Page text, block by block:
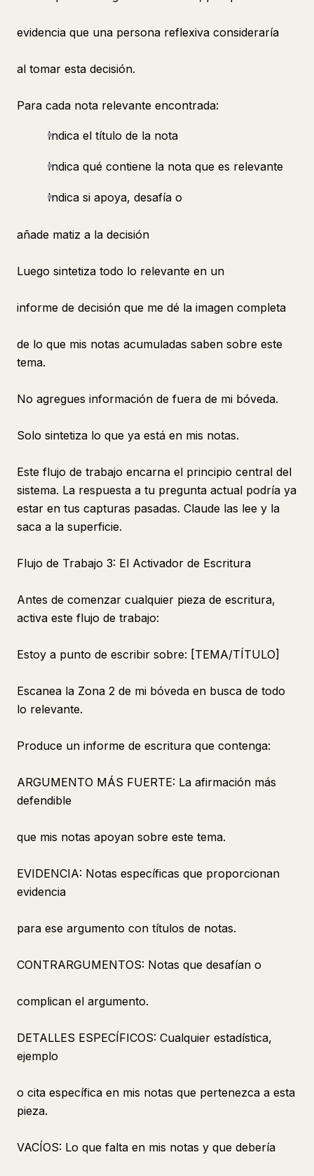
evidencia que una persona reflexiva consideraría
al tomar esta decisión.
Para cada nota relevante encontrada:
Indica el título de la nota
Indica qué contiene la nota que es relevante
Indica si apoya, desafía o
añade matiz a la decisión
Luego sintetiza todo lo relevante en un
informe de decisión que me dé la imagen completa
de lo que mis notas acumuladas saben sobre este
tema.
No agregues información de fuera de mi bóveda.
Solo sintetiza lo que ya está en mis notas.
Este flujo de trabajo encarna el principio central del
sistema. La respuesta a tu pregunta actual podría ya
estar en tus capturas pasadas. Claude las lee y la
saca a la superficie.
Flujo de Trabajo 3: El Activador de Escritura
Antes de comenzar cualquier pieza de escritura,
activa este flujo de trabajo:
Estoy a punto de escribir sobre: [TEMA/TÍTULO]
Escanea la Zona 2 de mi bóveda en busca de todo
lo relevante.
Produce un informe de escritura que contenga:
ARGUMENTO MÁS FUERTE: La afirmación más
defendible
que mis notas apoyan sobre este tema.
EVIDENCIA: Notas específicas que proporcionan
evidencia
para ese argumento con títulos de notas.
CONTRARGUMENTOS: Notas que desafían o
complican el argumento.
DETALLES ESPECÍFICOS: Cualquier estadística,
ejemplo
o cita específica en mis notas que pertenezca a esta
pieza.
VACÍOS: Lo que falta en mis notas y que debería